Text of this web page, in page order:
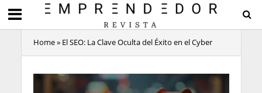
Home» El SEO: La Clave Oculta del Éxito en el Cyber